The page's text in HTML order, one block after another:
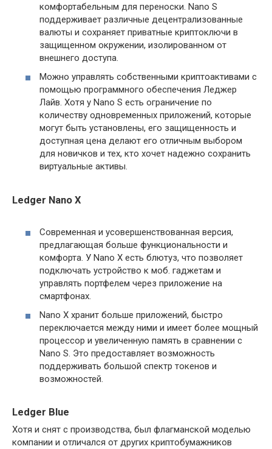
комфортабельным для переноски. Nano S
поддерживает различные децентрализованные
валюты и сохраняет приватные криптоключи в
защищенном окружении, изолированном от
внешнего доступа.
Можно управлять собственными криптоактивами с
помощью программного обеспечения Леджер
Лайв. Хотя у Nano S есть ограничение по
количеству одновременных приложений, которые
могут быть установлены, его защищенность и
доступная цена делают его отличным выбором
для новичков и тех, кто хочет надежно сохранить
виртуальные активы.
Ledger Nano X
Современная и усовершенствованная версия,
предлагающая больше функциональности и
комфорта. У Nano X есть блютуз, что позволяет
подключать устройство к моб. гаджетам и
управлять портфелем через приложение на
смартфонах.
Nano X хранит больше приложений, быстро
переключается между ними и имеет более мощный
процессор и увеличенную память в сравнении с
Nano S. Это предоставляет возможность
поддерживать большой спектр токенов и
возможностей.
Ledger Blue
Хотя и снят с производства, был флагманской моделью
компании и отличался от других криптобумажников